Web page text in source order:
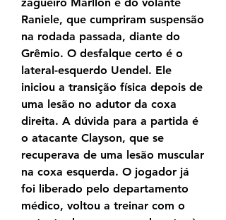
Raniele, que cumpriram suspensão
na rodada passada, diante do
Grêmio. O desfalque certo é o
lateral-esquerdo Uendel. Ele
iniciou a transição física depois de
uma lesão no adutor da coxa
direita. A dúvida para a partida é
o atacante Clayson, que se
recuperava de uma lesão muscular
na coxa esquerda. O jogador já
foi liberado pelo departamento
médico, voltou a treinar com o